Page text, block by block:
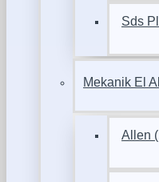
Sds
Mekanik El
Allen